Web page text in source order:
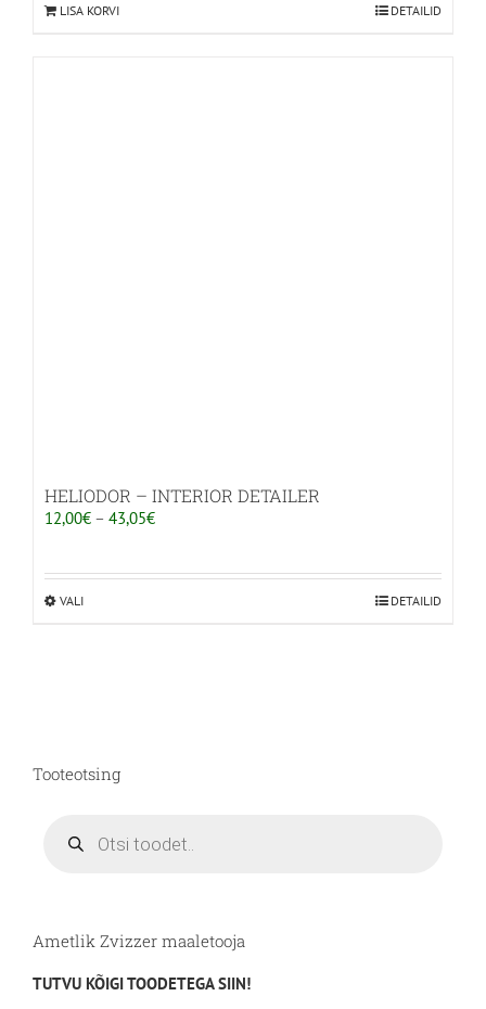
LISA KORVI DETAILID
HELIODOR – INTERIOR DETAILER
12,00€ – 43,05€Hinnavahemik:
kuni
VALISellel
saab
DETAILID
Tooteotsing
search
Ametlik Zvizzer maaletooja
TUTVU KÕIGI TOODETEGA SIIN!